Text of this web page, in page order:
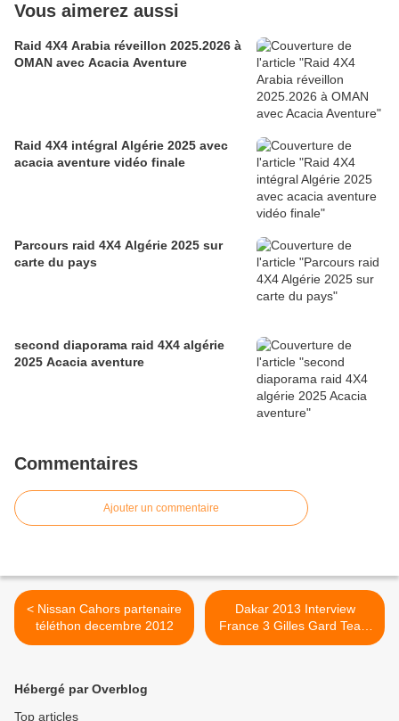
Vous aimerez aussi
Raid 4X4 Arabia réveillon 2025.2026 à
OMAN avec Acacia Aventure
Raid 4X4 intégral Algérie 2025 avec
acacia aventure vidéo finale
Parcours raid 4X4 Algérie 2025 sur
carte du pays
second diaporama raid 4X4 algérie
2025 Acacia aventure
Commentaires
Ajouter un commentaire
< Nissan Cahors partenaire
téléthon decembre 2012
Dakar 2013 Interview
France 3 Gilles Gard Team
Gard un Dakar pour la Vie
Hébergé par Overblog
Top articles